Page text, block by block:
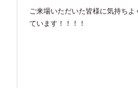
ご来場いただいた皆様に気持ち
ています！！！！